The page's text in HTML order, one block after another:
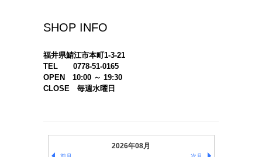
SHOP INFO
福井県鯖江市本町1-3-21
TEL 0778-51-0165
OPEN 10:00 ～ 19:30
CLOSE 毎週水曜日
2026年08月